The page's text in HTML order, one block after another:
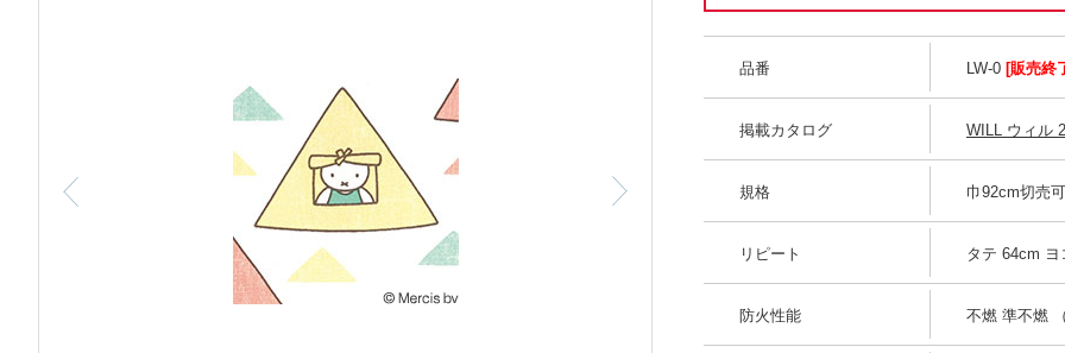
品番 LW-0 [販売終
掲載カタログ WILL ウィル
規格 巾92cm切売可
リピート タテ 64cm ヨ
防火性能 不燃 準不燃